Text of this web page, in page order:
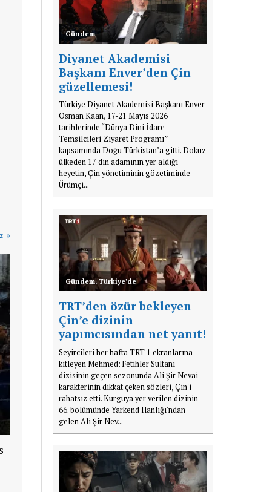
»
Gündem
Diyanet Akademisi
Başkanı Enver’den Çin
güzellemesi!
Türkiye Diyanet Akademisi Başkanı Enver
Osman Kaan, 17-21 Mayıs 2026
tarihlerinde “Dünya Dini İdare
Temsilcileri Ziyaret Programı”
kapsamında Doğu Türkistan’a gitti. Dokuz
ülkeden 17 din adamının yer aldığı
heyetin, Çin yönetiminin gözetiminde
Ürümçi...
Gündem,Türkiye'de
TRT’den özür bekleyen
Çin’e dizinin
yapımcısından net yanıt!
Seyircileri her hafta TRT 1 ekranlarına
kitleyen Mehmed: Fetihler Sultanı
dizisinin geçen sezonunda Ali Şir Nevai
karakterinin dikkat çeken sözleri, Çin'i
rahatsız etti. Kurguya yer verilen dizinin
66. bölümünde Yarkend Hanlığı'ndan
gelen Ali Şir Nev...